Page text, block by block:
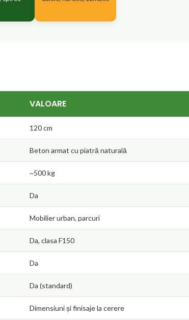
VALOARE
120 cm
Beton armat cu piatră naturală
~500 kg
Da
Mobilier urban, parcuri
Da, clasa F150
Da
Da (standard)
Dimensiuni și finisaje la cerere